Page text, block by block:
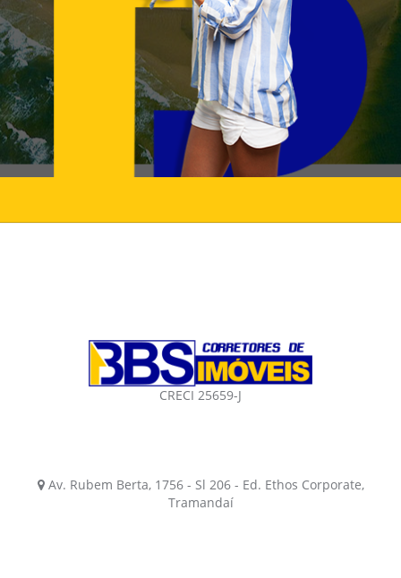
CRECI 25659-J
Av. Rubem Berta, 1756 - Sl 206 - Ed. Ethos Corporate,
Tramandaí